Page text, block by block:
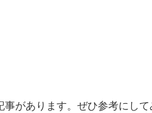
事があります。ぜひ参考にし